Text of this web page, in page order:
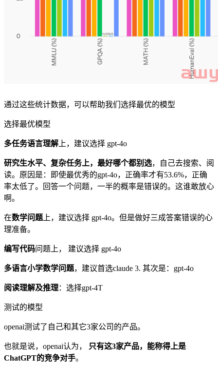
通过这些统计数据，可以帮助我们选择最优的模型
选择最优模型
多任务语言理解 上，建议选择 gpt-4o
研究生水平、复杂任务上，最好哪个都别选，自己去搜索、阅
读。原因是：即使最优秀的gpt-4o，正确率才有53.6%，正确
率太低了。回答一个问题，一半的概率是错误的。这谁敢放心
啊。
在数学问题 上，建议选择 gpt-4o。但是做好三成答案错误的心
理准备。
编写代码问题上， 建议选择 gpt-4o
多语言小学数学问题，建议首选claude 3. 其次是：gpt-4o
阅读理解及推理：选择gpt-4T
测试的模型
openai测试了自己和其它3家公司的产品。
也就是说，openai认为，
只有这3家产品，能称得上是
ChatGPT的竞争对手。